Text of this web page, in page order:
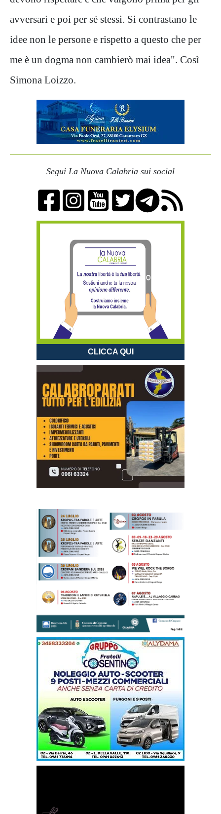
avversari e poi per sé stessi. Si contrastano le
idee non le persone e rispetto a questo che per
me è un dogma non cambierò mai idea". Così
Simona Loizzo.
Segui La Nuova Calabria sui social
CLICCA QUI